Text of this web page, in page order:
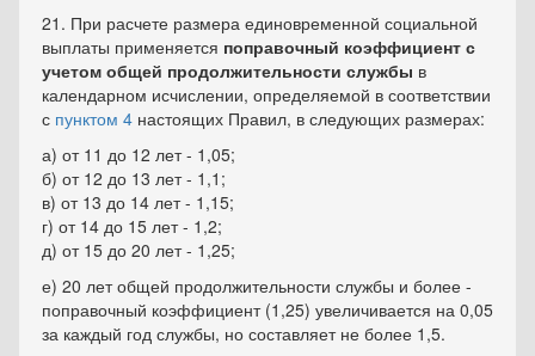
21. При расчете размера единовременной социальной
выплаты применяется поправочный коэффициент с
учетом общей продолжительности службы в
календарном исчислении, определяемой в соответствии
с пунктом 4 настоящих Правил, в следующих размерах:
а) от 11 до 12 лет - 1,05;
б) от 12 до 13 лет - 1,1;
в) от 13 до 14 лет - 1,15;
г) от 14 до 15 лет - 1,2;
д) от 15 до 20 лет - 1,25;
е) 20 лет общей продолжительности службы и более -
поправочный коэффициент (1,25) увеличивается на 0,05
за каждый год службы, но составляет не более 1,5.